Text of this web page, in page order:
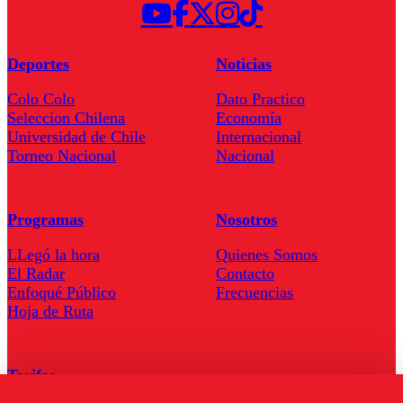
Deportes
Colo Colo
Seleccion Chilena
Universidad de Chile
Torneo Nacional
Noticias
Dato Practico
Economía
Internacional
Nacional
Programas
LLegó la hora
El Radar
Enfoqué Público
Hoja de Ruta
Nosotros
Quienes Somos
Contacto
Frecuencias
Tarifas